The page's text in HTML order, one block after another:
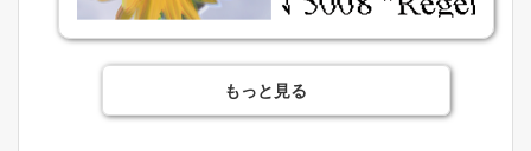
もっと見る